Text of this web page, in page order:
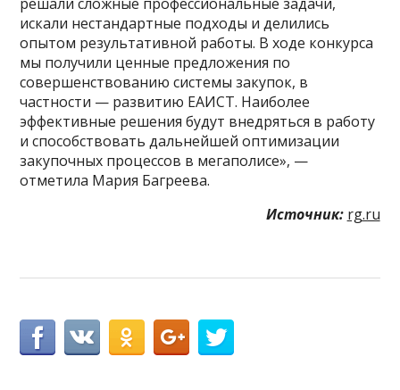
решали сложные профессиональные задачи,
искали нестандартные подходы и делились
опытом результативной работы. В ходе конкурса
мы получили ценные предложения по
совершенствованию системы закупок, в
частности — развитию ЕАИСТ. Наиболее
эффективные решения будут внедряться в работу
и способствовать дальнейшей оптимизации
закупочных процессов в мегаполисе», —
отметила Мария Багреева.
Источник: rg.ru